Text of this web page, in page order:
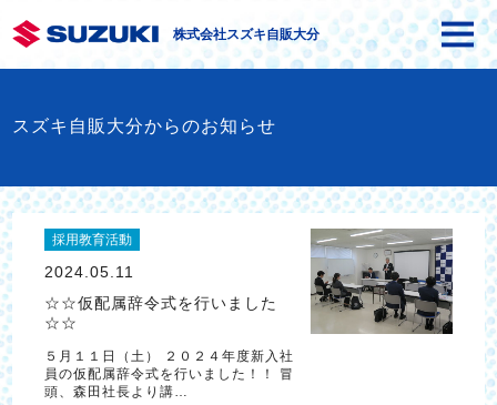
株式会社スズキ自販大分
スズキ自販大分からのお知らせ
採用教育活動
2024.05.11
☆☆仮配属辞令式を行いました
☆☆
５月１１日（土） ２０２４年度新入社
員の仮配属辞令式を行いました！！ 冒
頭、森田社長より講…